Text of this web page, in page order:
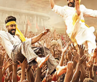
ഒരുക്കുന്നത്.
അത്ഭുതകരമായ
ബാഹുബലി,
രാജമൗലിയുടെ
ല്‍